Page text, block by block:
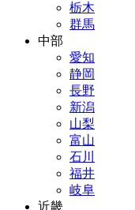
栃木
群馬
中部
愛知
静岡
長野
新潟
山梨
富山
石川
福井
岐阜
近畿